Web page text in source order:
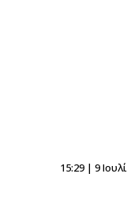
15:29 | 9